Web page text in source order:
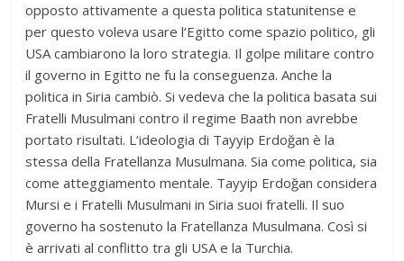
opposto attivamente a questa politica statunitense e
per questo voleva usare l‘Egitto come spazio politico, gli
USA cambiarono la loro strategia. Il golpe militare contro
il governo in Egitto ne fu la conseguenza. Anche la
politica in Siria cambiò. Si vedeva che la politica basata sui
Fratelli Musulmani contro il regime Baath non avrebbe
portato risultati. L‘ideologia di Tayyip Erdoğan è la
stessa della Fratellanza Musulmana. Sia come politica, sia
come atteggiamento mentale. Tayyip Erdoğan considera
Mursi e i Fratelli Musulmani in Siria suoi fratelli. Il suo
governo ha sostenuto la Fratellanza Musulmana. Così si
è arrivati al conflitto tra gli USA e la Turchia.